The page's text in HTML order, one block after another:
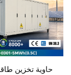
حاوية تخزين